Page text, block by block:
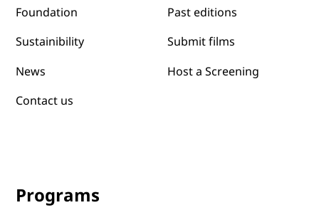
Foundation
Sustainibility
News
Contact us
Past editions
Submit films
Host a Screening
Programs